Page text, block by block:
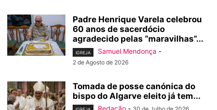
Padre Henrique Varela celebrou
60 anos de sacerdócio
agradecido pelas “maravilhas”...
IGREJA Samuel Mendonça -
2 de Agosto de 2026
Tomada de posse canónica do
bispo do Algarve eleito já tem...
Redação -